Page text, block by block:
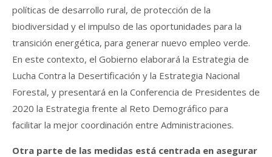
políticas de desarrollo rural, de protección de la
biodiversidad y el impulso de las oportunidades para la
transición energética, para generar nuevo empleo verde.
En este contexto, el Gobierno elaborará la Estrategia de
Lucha Contra la Desertificación y la Estrategia Nacional
Forestal, y presentará en la Conferencia de Presidentes de
2020 la Estrategia frente al Reto Demográfico para
facilitar la mejor coordinación entre Administraciones.
Otra parte de las medidas está centrada en asegurar